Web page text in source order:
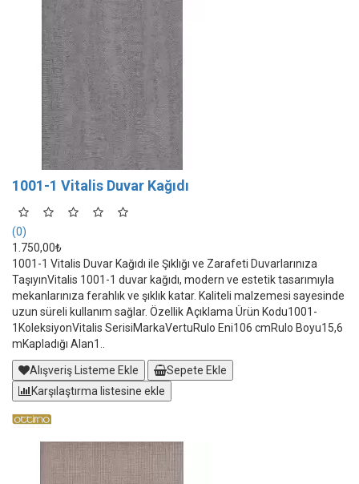
1001-1 Vitalis Duvar Kağıdı
(0)
1.750,00₺
1001-1 Vitalis Duvar Kağıdı ile Şıklığı ve Zarafeti Duvarlarınıza
TaşıyınVitalis 1001-1 duvar kağıdı, modern ve estetik tasarımıyla
mekanlarınıza ferahlık ve şıklık katar. Kaliteli malzemesi sayesinde
uzun süreli kullanım sağlar. Özellik Açıklama Ürün Kodu1001-
1KoleksiyonVitalis SerisiMarkaVertuRulo Eni106 cmRulo Boyu15,6
mKapladığı Alan1..
Alışveriş Listeme Ekle
Sepete Ekle
Karşılaştırma listesine ekle